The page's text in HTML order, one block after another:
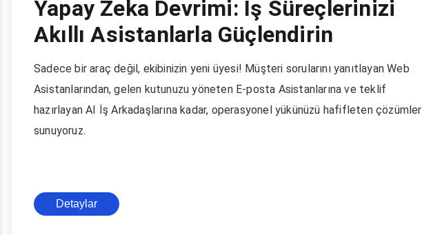
Yapay Zeka Devrimi: İş Süreçlerinizi
Akıllı Asistanlarla Güçlendirin
Sadece bir araç değil, ekibinizin yeni üyesi! Müşteri sorularını yanıtlayan Web
Asistanlarından, gelen kutunuzu yöneten E-posta Asistanlarına ve teklif
hazırlayan AI İş Arkadaşlarına kadar, operasyonel yükünüzü hafifleten çözümler
sunuyoruz.
Detaylar